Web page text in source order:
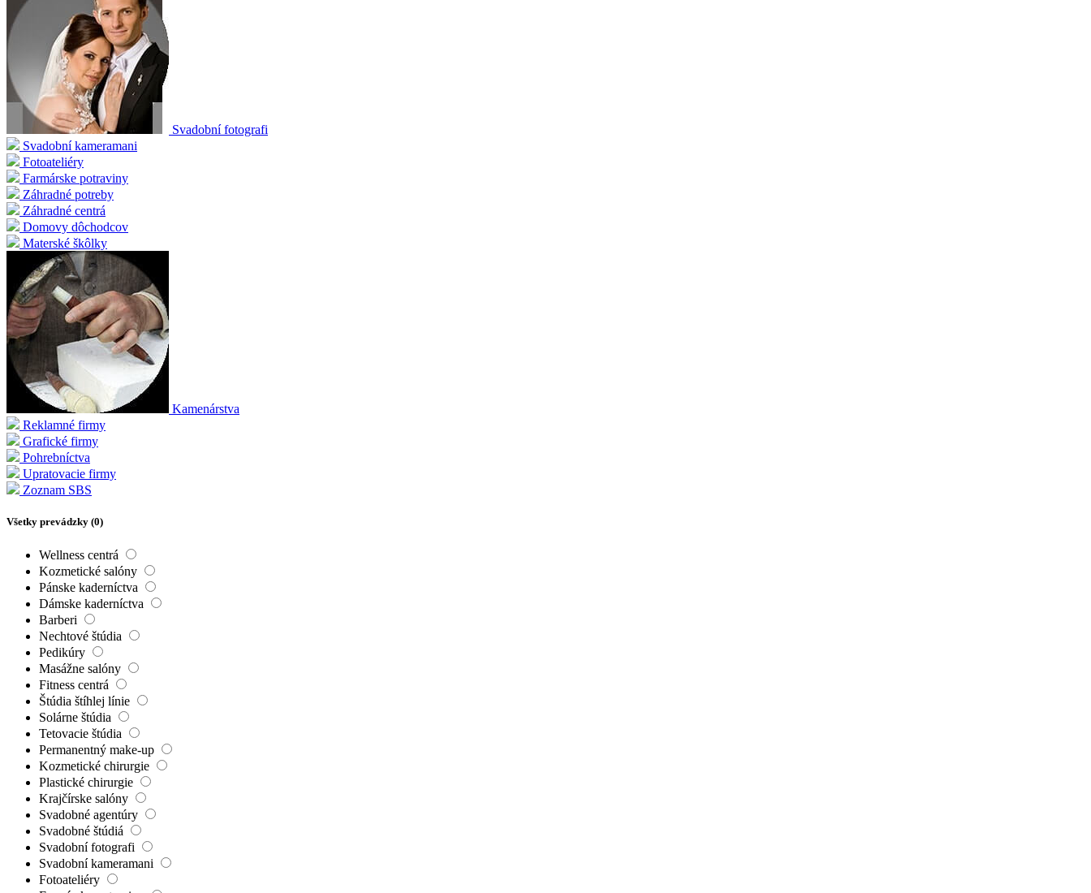
Svadobní fotografi
Svadobní kameramani
Fotoateliéry
Farmárske potraviny
Záhradné potreby
Záhradné centrá
Domovy dôchodcov
Materské škôlky
Kamenárstva
Reklamné firmy
Grafické firmy
Pohrebníctva
Upratovacie firmy
Zoznam SBS
Všetky prevádzky (0)
Wellness centrá
Kozmetické salóny
Pánske kaderníctva
Dámske kaderníctva
Barberi
Nechtové štúdia
Pedikúry
Masážne salóny
Fitness centrá
Štúdia štíhlej línie
Solárne štúdia
Tetovacie štúdia
Permanentný make-up
Kozmetické chirurgie
Plastické chirurgie
Krajčírske salóny
Svadobné agentúry
Svadobné štúdiá
Svadobní fotografi
Svadobní kameramani
Fotoateliéry